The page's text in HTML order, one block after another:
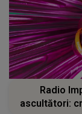
Radio
ascultători: